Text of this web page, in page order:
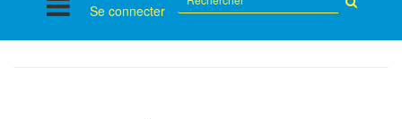
Se connecter
sur